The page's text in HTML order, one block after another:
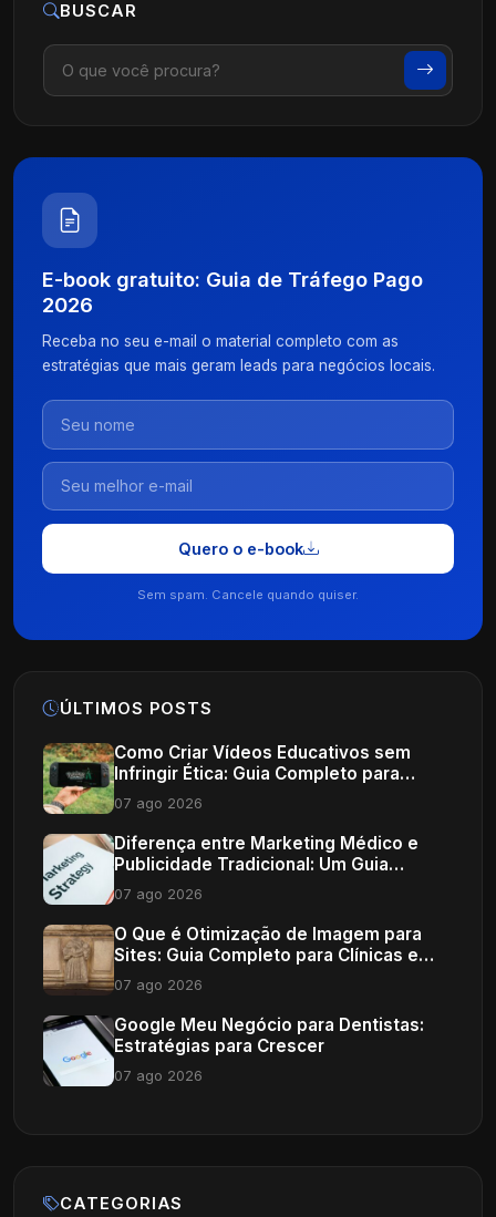
BUSCAR
E-book gratuito: Guia de Tráfego Pago
2026
Receba no seu e-mail o material completo com as
estratégias que mais geram leads para negócios locais.
Quero o e-book
Sem spam. Cancele quando quiser.
ÚLTIMOS POSTS
Como Criar Vídeos Educativos sem
Infringir Ética: Guia Completo para
Profissionais de Saúde
07 ago 2026
Diferença entre Marketing Médico e
Publicidade Tradicional: Um Guia
Completo
07 ago 2026
O Que é Otimização de Imagem para
Sites: Guia Completo para Clínicas e
Consultórios
07 ago 2026
Google Meu Negócio para Dentistas:
Estratégias para Crescer
07 ago 2026
CATEGORIAS